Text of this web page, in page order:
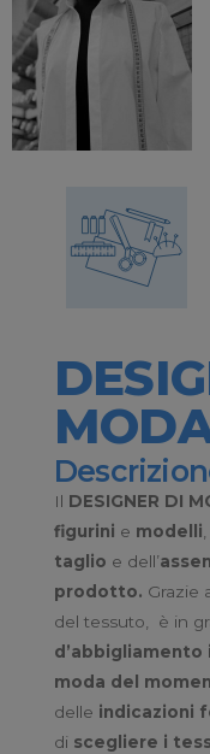
Il DESIGNER DI
figurini e modelli
taglio e dell’
prodotto. Grazie
del tessuto, è in
d’abbigliamento
moda del
delle indicazioni
di scegliere i